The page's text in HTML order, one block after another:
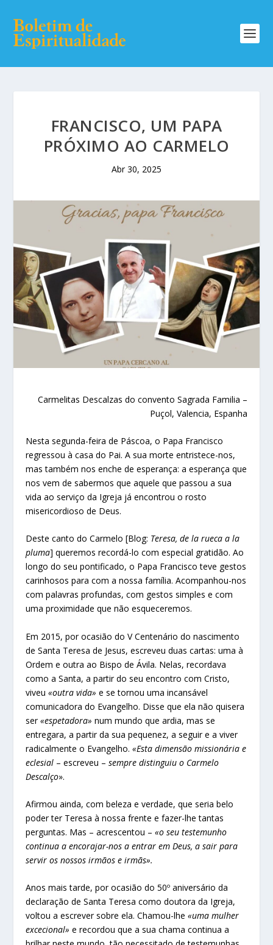
FRANCISCO, UM PAPA
PRÓXIMO AO CARMELO
Abr 30, 2025
Carmelitas Descalzas do convento Sagrada Familia –
Puçol, Valencia, Espanha
Nesta segunda-feira de Páscoa, o Papa Francisco
regressou à casa do Pai. A sua morte entristece-nos,
mas também nos enche de esperança: a esperança que
nos vem de sabermos que aquele que passou a sua
vida ao serviço da Igreja já encontrou o rosto
misericordioso de Deus.
Deste canto do Carmelo [Blog: Teresa, de la rueca a la
pluma] queremos recordá-lo com especial gratidão. Ao
longo do seu pontificado, o Papa Francisco teve gestos
carinhosos para com a nossa família. Acompanhou-nos
com palavras profundas, com gestos simples e com
uma proximidade que não esqueceremos.
Em 2015, por ocasião do V Centenário do nascimento
de Santa Teresa de Jesus, escreveu duas cartas: uma à
Ordem e outra ao Bispo de Ávila. Nelas, recordava
como a Santa, a partir do seu encontro com Cristo,
viveu«outra vida» e se tornou uma incansável
comunicadora do Evangelho. Disse que ela não quisera
ser«espetadora» num mundo que ardia, mas se
entregara, a partir da sua pequenez, a seguir e a viver
radicalmente o Evangelho.«Esta dimensão missionária e
eclesial – escreveu –sempre distinguiu o Carmelo
Descalço».
Afirmou ainda, com beleza e verdade, que seria belo
poder ter Teresa à nossa frente e fazer-lhe tantas
perguntas. Mas – acrescentou –«o seu testemunho
continua a encorajar-nos a entrar em Deus, a sair para
servir os nossos irmãos e irmãs».
Anos mais tarde, por ocasião do 50º aniversário da
declaração de Santa Teresa como doutora da Igreja,
voltou a escrever sobre ela. Chamou-lhe«uma mulher
excecional» e recordou que a sua chama continua a